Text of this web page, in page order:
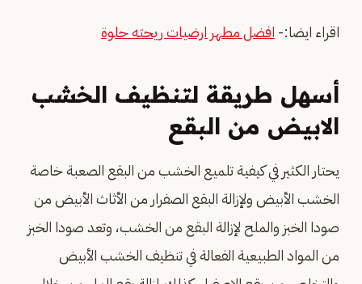
اقراء ايضا:- افضل مطهر ارضيات ريحته حلوة
أسهل طريقة لتنظيف الخشب
الابيض من البقع
يحتار الكثير في كيفية تلميع الخشب من البقع الصعبة خاصة
الخشب الأبيض ولإزالة البقع الصفرار من الأثاث الأبيض من
صودا الخبز والملح لإزالة البقع من الخشب، وتعد صودا الخبز
من المواد الطبيعية الفعالة في تنظيف الخشب الأبيض